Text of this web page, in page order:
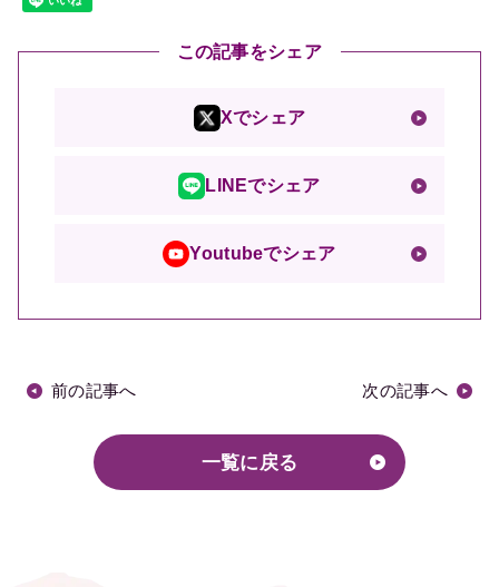
この記事をシェア
Xでシェア
LINEでシェア
Youtubeでシェア
前の記事へ
一覧に戻る
次の記事へ